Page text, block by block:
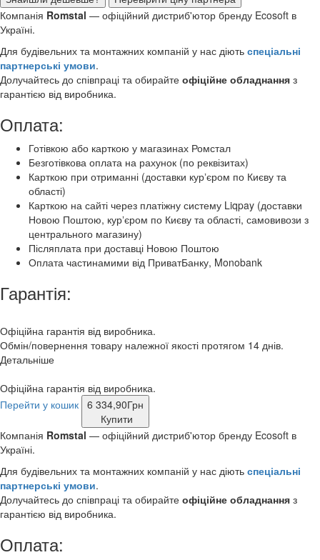
Компанія Romstal — офіційний дистриб'ютор бренду Ecosoft в
Україні.
Для будівельних та монтажних компаній у нас діють спеціальні
партнерські умови.
Долучайтесь до співпраці та обирайте офіційне обладнання з
гарантією від виробника.
Оплата:
Готівкою або карткою у магазинах Ромстал
Безготівкова оплата на рахунок (по реквізитах)
Карткою при отриманні (доставки курʼєром по Києву та
області)
Карткою на сайті через платіжну систему Liqpay (доставки
Новою Поштою, курʼєром по Києву та області, самовивози з
центрального магазину)
Післяплата при доставці Новою Поштою
Оплата частинамими від ПриватБанку, Monobank
Гарантія:
Офіційна гарантія від виробника.
Обмін/повернення товару належної якості протягом 14 днів.
Детальніше
Офіційна гарантія від виробника.
Перейти у кошик 6 334,90Грн
Купити
Компанія Romstal — офіційний дистриб'ютор бренду Ecosoft в
Україні.
Для будівельних та монтажних компаній у нас діють спеціальні
партнерські умови.
Долучайтесь до співпраці та обирайте офіційне обладнання з
гарантією від виробника.
Оплата: